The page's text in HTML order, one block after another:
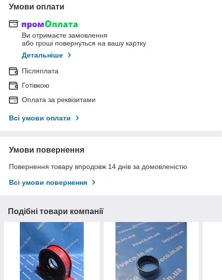
Умови оплати
Ви отримаєте замовлення
або гроші повернуться на вашу картку
Детальніше
Післяплата
Готівкою
Оплата за реквізитами
Всі умови оплати
Умови повернення
Повернення товару впродовж 14 днів за домовленістю
Всі умови повернення
Подібні товари компанії